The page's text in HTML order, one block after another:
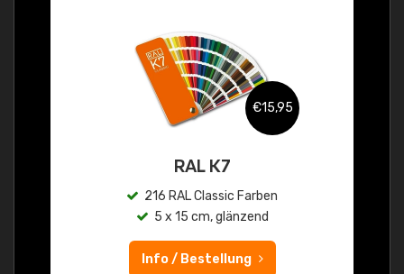
€15,95
RAL K7
216 RAL Classic Farben
5 x 15 cm, glänzend
Info / Bestellung